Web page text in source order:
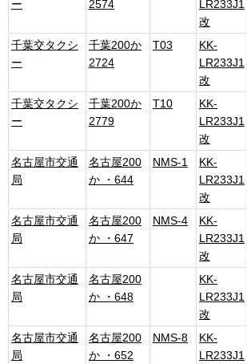
ー
2574
LR233J1
改
千葉交タクシ
ー
千葉200か
2724
T03
KK-
LR233J1
改
千葉交タクシ
ー
千葉200か
2779
T10
KK-
LR233J1
改
名古屋市交通
局
名古屋200
か ・644
NMS-1
KK-
LR233J1
改
名古屋市交通
局
名古屋200
か ・647
NMS-4
KK-
LR233J1
改
名古屋市交通
局
名古屋200
か ・648
KK-
LR233J1
改
名古屋市交通
局
名古屋200
か ・652
NMS-8
KK-
LR233J1